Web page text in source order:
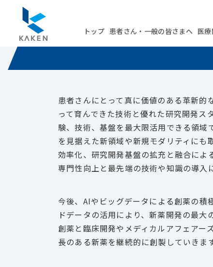
トップ 患者さん・一般の皆さまへ 医
研究開発
患者さんにとって真に価値のある革新
って育んできた技術と優れた研究開発ス
験、技術、基盤を最大限活用できる領域
を見据えた新領域や新規モダリティに
効率化、研究開発基盤の拡充と融合に
専門性向上と最先端の技術や知識の導入
今後、AIやビッグデータによる創薬の積
ドデータの活用により、新薬開発の最大
創薬と臨床開発やメディカルアフェアー
長のある新薬を継続的に創製していきます